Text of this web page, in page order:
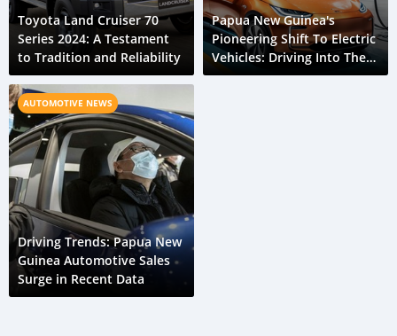
Toyota Land Cruiser 70
Series 2024: A Testament
to Tradition and Reliability
Papua New Guinea's
Pioneering Shift To Electric
Vehicles: Driving Into The
Future
AUTOMOTIVE NEWS
Driving Trends: Papua New
Guinea Automotive Sales
Surge in Recent Data